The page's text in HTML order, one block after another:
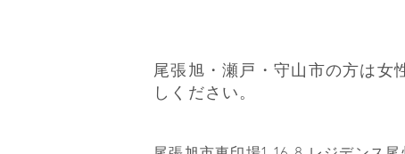
尾張旭・瀬戸・守山市の方は女
しください。